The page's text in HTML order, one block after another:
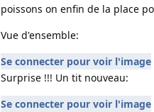
poissons on enfin de la place
Vue d'ensemble:
Se connecter pour voir l'image
Surprise !!! Un tit nouveau:
Se connecter pour voir l'image